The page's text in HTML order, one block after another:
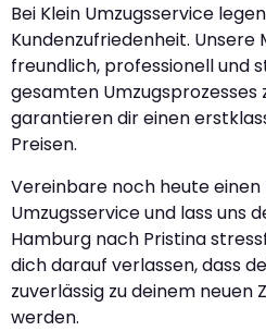
Bei Klein Umzugsservice
Kundenzufriedenheit. Unsere
freundlich, professionell und
gesamten Umzugsprozesses
garantieren dir einen
Preisen.
Vereinbare noch heute einen
Umzugsservice und lass uns
Hamburg nach Pristina
dich darauf verlassen, dass
zuverlässig zu deinem neuen
werden.